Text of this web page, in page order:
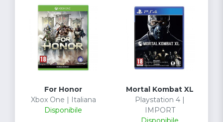
For Honor
Xbox One | Italiana
Disponibile
Mortal Kombat XL
Playstation 4 |
IMPORT